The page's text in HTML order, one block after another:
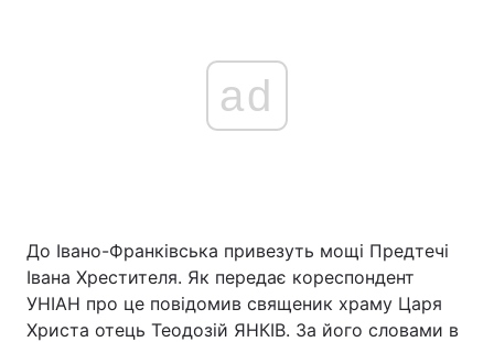
ad
До Івано-Франківська привезуть мощі Предтечі
Івана Хрестителя. Як передає кореспондент
УНІАН про це повідомив священик храму Царя
Христа отець Теодозій ЯНКІВ. За його словами в